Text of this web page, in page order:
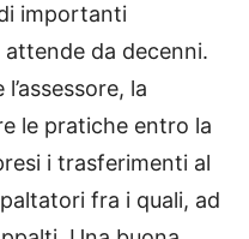
importanti
da decenni.
la
le pratiche entro la
i trasferimenti al
fra i quali, ad